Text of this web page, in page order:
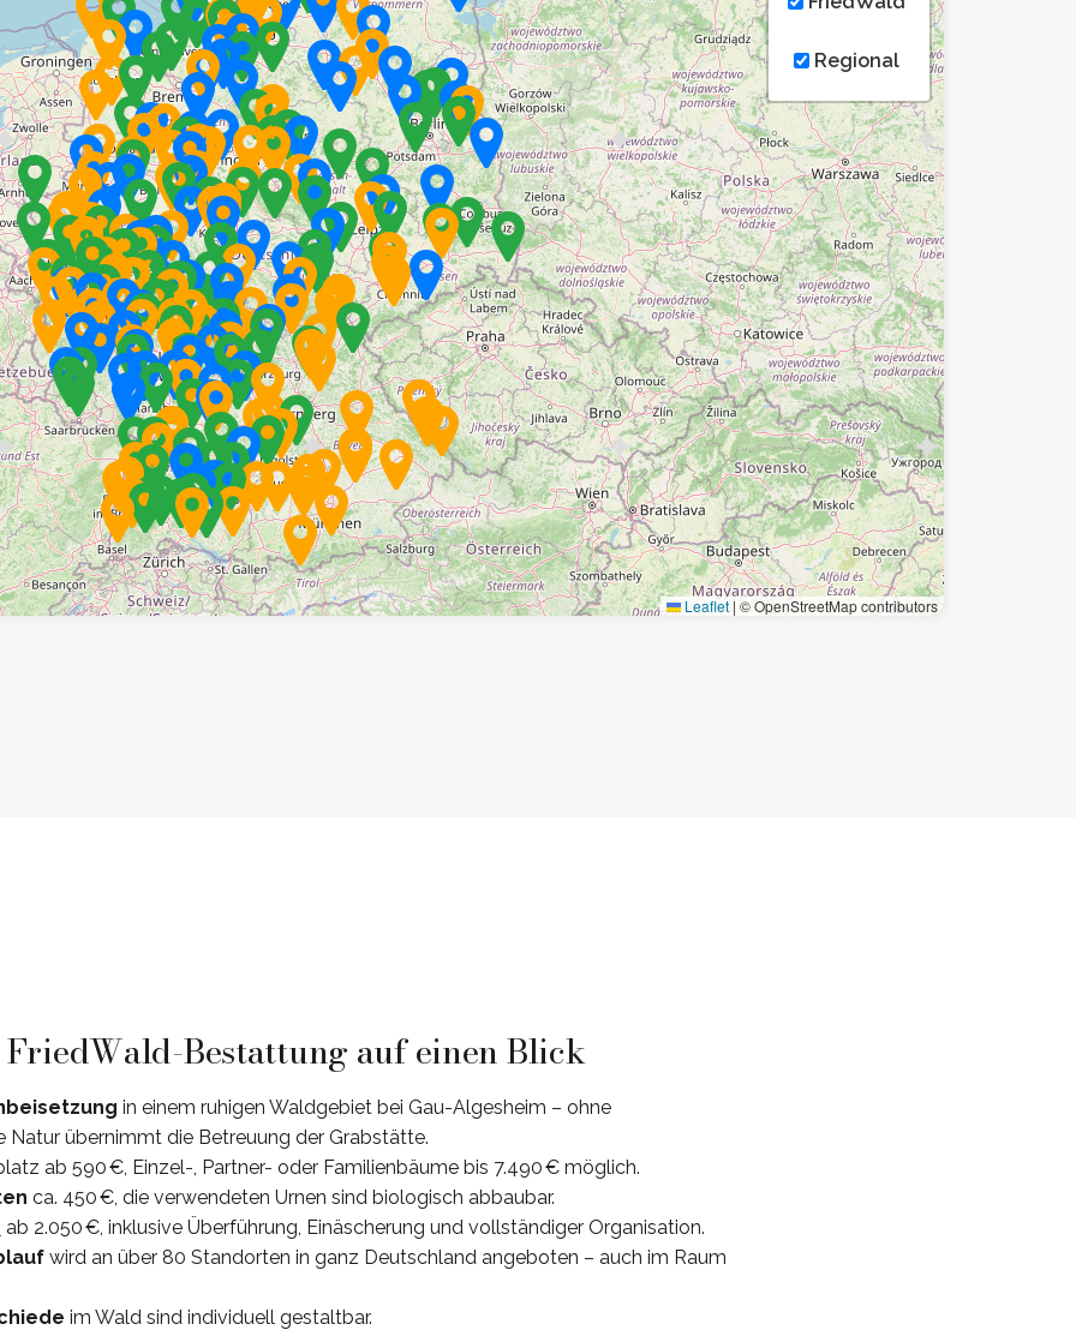
Regional
Leaflet | © OpenStreetMap contributors
Bestattung auf einen Blick
in einem ruhigen Waldgebiet bei Gau-Algesheim – ohne
Natur übernimmt die Betreuung der Grabstätte.
ab 590 €, Einzel-, Partner- oder Familienbäume bis 7.490 € möglich.
ca. 450 €, die verwendeten Urnen sind biologisch abbaubar.
ab 2.050 €, inklusive Überführung, Einäscherung und vollständiger Organisation.
wird an über 80 Standorten in ganz Deutschland angeboten – auch im Raum
im Wald sind individuell gestaltbar.